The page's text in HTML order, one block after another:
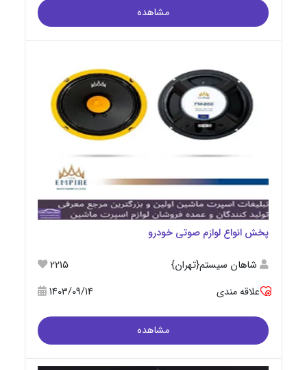
مشاهده
پخش انواع لوازم صوتی خودرو
شاهان سیستم{تهران}
2215
علاقه مندی
1403/09/14
مشاهده